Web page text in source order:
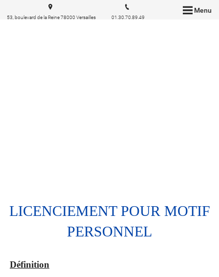
Menu
53, boulevard de la Reine 78000 Versailles 01.30.70.89.49
LICENCIEMENT POUR MOTIF
PERSONNEL
Définition